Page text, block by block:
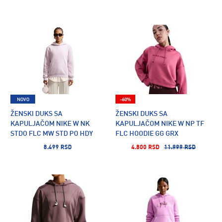
ŽENSKI DUKS SA
KAPULJAČOM NIKE W NK
STDO FLC MW STD PO HDY
8.499 RSD
NOVO
ŽENSKI DUKS SA
KAPULJAČOM NIKE W NP TF
FLC HOODIE GG GRX
4.800 RSD 11.999 RSD
-60%